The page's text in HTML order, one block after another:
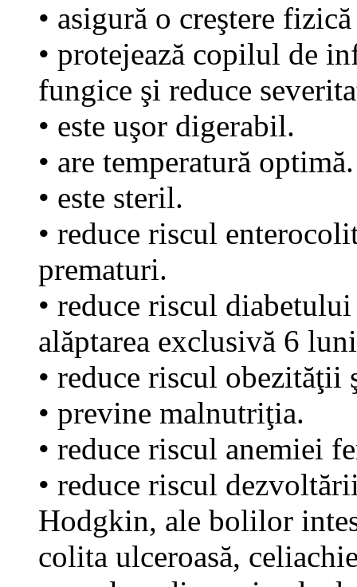
• asigură o creştere
• protejează copilul de
fungice şi reduce
• este uşor digerabil.
• are temperatură optimă.
• este steril.
• reduce riscul
prematuri.
• reduce riscul
alăptarea exclusivă 6
• reduce riscul
• previne malnutriţia.
• reduce riscul anemiei
• reduce riscul
Hodgkin, ale bolilor
colita ulceroasă,